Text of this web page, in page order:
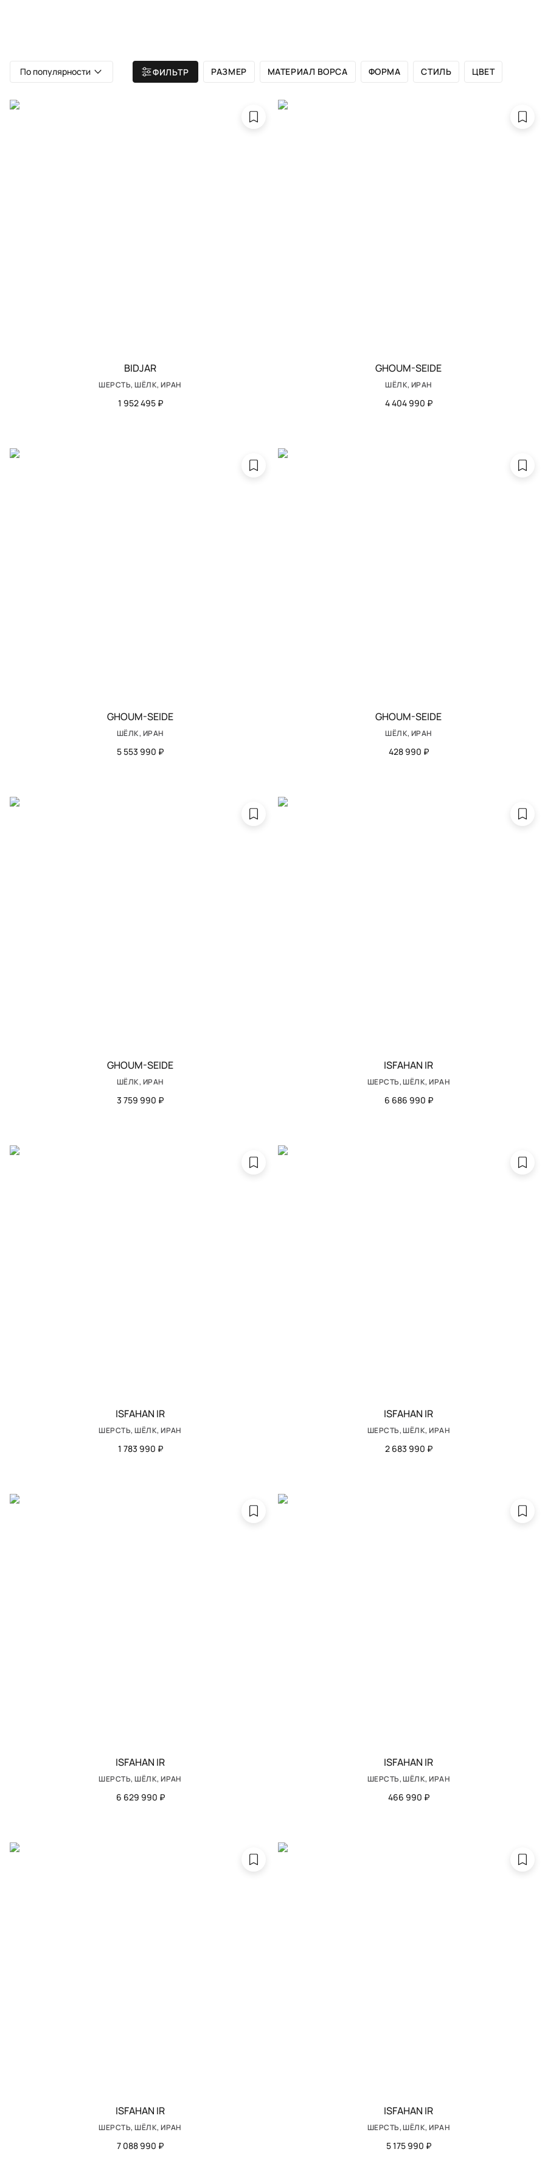
/ Персидские ковры
Персидские
По популярности ФИЛЬТР РАЗМЕР МАТЕРИАЛ ВОРСА ФОРМА СТИЛЬ ЦВЕТ
BIDJAR
ШЕРСТЬ, ШЁЛК, ИРАН
1 952 495 ₽
GHOUM-SEIDE
ШЁЛК, ИРАН
4 404 990 ₽
GHOUM-SEIDE
ШЁЛК, ИРАН
5 553 990 ₽
GHOUM-SEIDE
ШЁЛК, ИРАН
428 990 ₽
GHOUM-SEIDE
ШЁЛК, ИРАН
3 759 990 ₽
ISFAHAN IR
ШЕРСТЬ, ШЁЛК, ИРАН
6 686 990 ₽
ISFAHAN IR
ШЕРСТЬ, ШЁЛК, ИРАН
1 783 990 ₽
ISFAHAN IR
ШЕРСТЬ, ШЁЛК, ИРАН
2 683 990 ₽
ISFAHAN IR
ШЕРСТЬ, ШЁЛК, ИРАН
6 629 990 ₽
ISFAHAN IR
ШЕРСТЬ, ШЁЛК, ИРАН
466 990 ₽
ISFAHAN IR
ШЕРСТЬ, ШЁЛК, ИРАН
7 088 990 ₽
ISFAHAN IR
ШЕРСТЬ, ШЁЛК, ИРАН
5 175 990 ₽